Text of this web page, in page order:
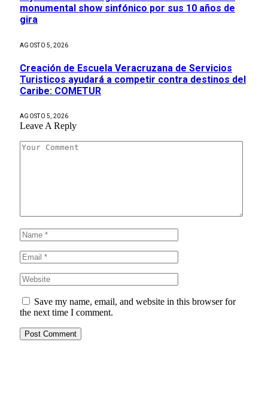
monumental show sinfónico por sus 10 años de
gira
AGOSTO 5, 2026
Creación de Escuela Veracruzana de Servicios
Turisticos ayudará a competir contra destinos del
Caribe: COMETUR
AGOSTO 5, 2026
Leave A Reply
Save my name, email, and website in this browser for
the next time I comment.